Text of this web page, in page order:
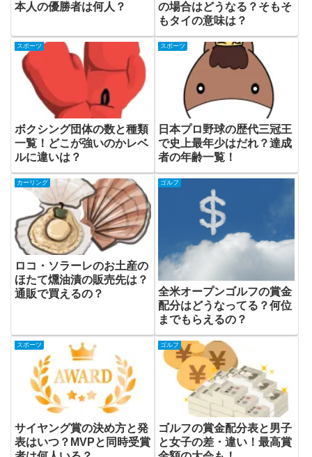
本人の優勝者は何人？
の場合はどうなる？そもそ
もタイの意味は？
スポーツ
ボクシング団体の数と種類
一覧！どこが強いのかレベ
ルに違いは？
スポーツ
日本プロ野球の歴代三冠王
で史上最年少はだれ？達成
者の年齢一覧！
カーリング
ロコ・ソラーレのお土産の
ほたて燻油漬の販売先は？
通販で買えるの？
ゴルフ
全米オープンゴルフの賞金
配分はどうなってる？何位
までもらえるの？
スポーツ
サイヤング賞の決め方と発
表はいつ？MVPと同時受賞
ゴルフ
ゴルフの賞金配分表と男子
と女子の差・違い！最高賞